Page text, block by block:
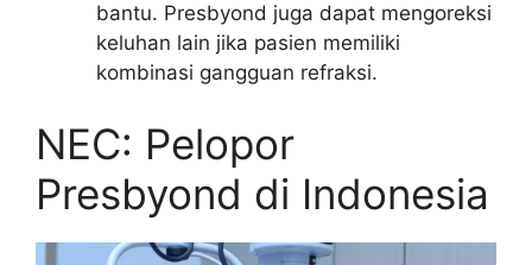
bantu. Presbyond juga dapat mengoreksi
keluhan lain jika pasien memiliki
kombinasi gangguan refraksi.
NEC: Pelopor
Presbyond di Indonesia